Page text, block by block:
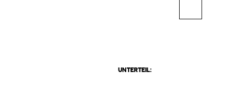
UNTERTEIL: